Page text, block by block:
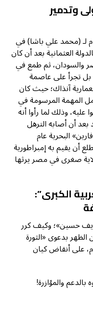
وتدمير
(محمد علي باشا) في
العثمانية بعد أن كان
والسودان، ثم طمع في
بل تجرأ على عاصمة
آنذاك؛ حيث كان
المهمة المرسومة في
وذلك لما رأوا أنه
بعد أن أصابه الترهل
البحرية عام
أن يقيم به إمبراطورية
صغرى في مصر يرثها
الكبرى”:
حسين»؛ وكيف كرر
بدعوى «الثورة
على أنقاض كيان
والمؤازرة!